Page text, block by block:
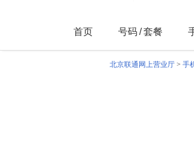
首页 号码/套餐
北京联通网上营业厅 > 手